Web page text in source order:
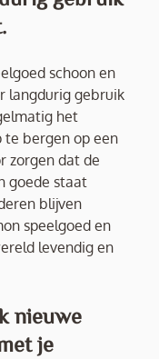
schoon en
langdurig gebruik
het
te bergen op een
zorgen dat de
goede staat
blijven
speelgoed en
levendig en
nieuwe
je